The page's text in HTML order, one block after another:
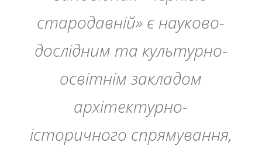
стародавній» є науково-
дослідним та культурно-
освітнім закладом
архітектурно-
історичного спрямування,